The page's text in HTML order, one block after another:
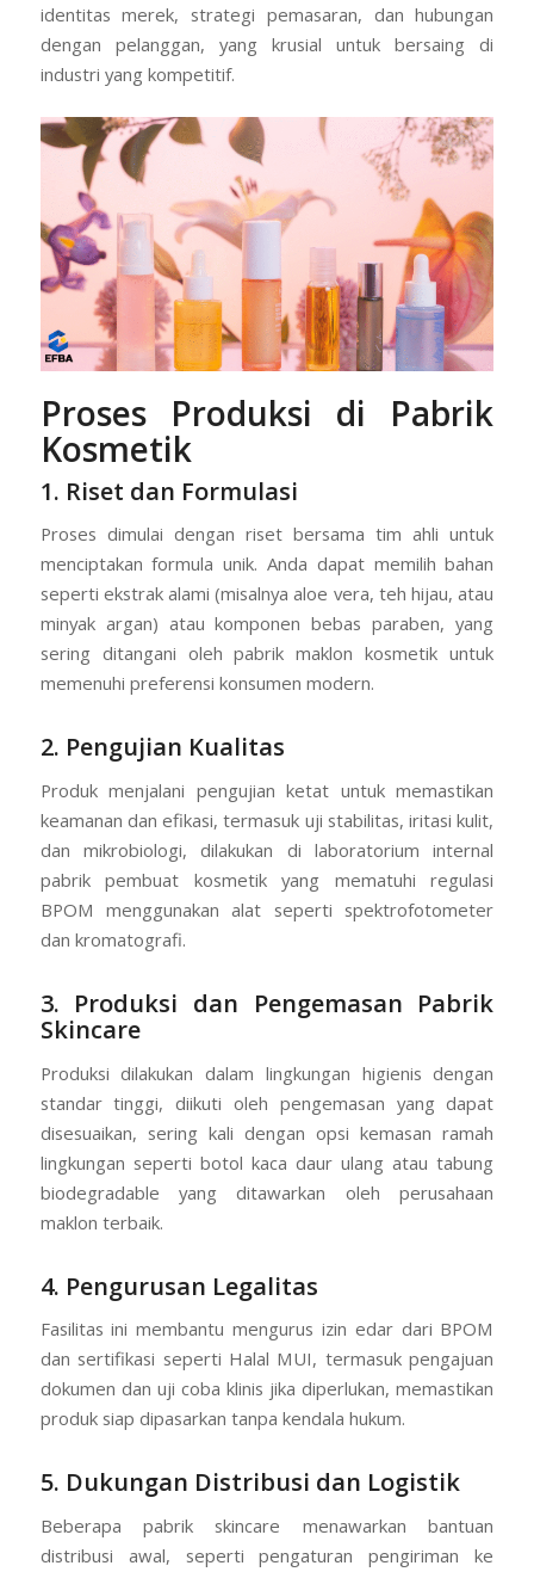
identitas merek, strategi pemasaran, dan hubungan
dengan pelanggan, yang krusial untuk bersaing di
industri yang kompetitif.
Proses Produksi di Pabrik
Kosmetik
1. Riset dan Formulasi
Proses dimulai dengan riset bersama tim ahli untuk
menciptakan formula unik. Anda dapat memilih bahan
seperti ekstrak alami (misalnya aloe vera, teh hijau, atau
minyak argan) atau komponen bebas paraben, yang
sering ditangani oleh pabrik maklon kosmetik untuk
memenuhi preferensi konsumen modern.
2. Pengujian Kualitas
Produk menjalani pengujian ketat untuk memastikan
keamanan dan efikasi, termasuk uji stabilitas, iritasi kulit,
dan mikrobiologi, dilakukan di laboratorium internal
pabrik pembuat kosmetik yang mematuhi regulasi
BPOM menggunakan alat seperti spektrofotometer
dan kromatografi.
3. Produksi dan Pengemasan Pabrik
Skincare
Produksi dilakukan dalam lingkungan higienis dengan
standar tinggi, diikuti oleh pengemasan yang dapat
disesuaikan, sering kali dengan opsi kemasan ramah
lingkungan seperti botol kaca daur ulang atau tabung
biodegradable yang ditawarkan oleh perusahaan
maklon terbaik.
4. Pengurusan Legalitas
Fasilitas ini membantu mengurus izin edar dari BPOM
dan sertifikasi seperti Halal MUI, termasuk pengajuan
dokumen dan uji coba klinis jika diperlukan, memastikan
produk siap dipasarkan tanpa kendala hukum.
5. Dukungan Distribusi dan Logistik
Beberapa pabrik skincare menawarkan bantuan
distribusi awal, seperti pengaturan pengiriman ke